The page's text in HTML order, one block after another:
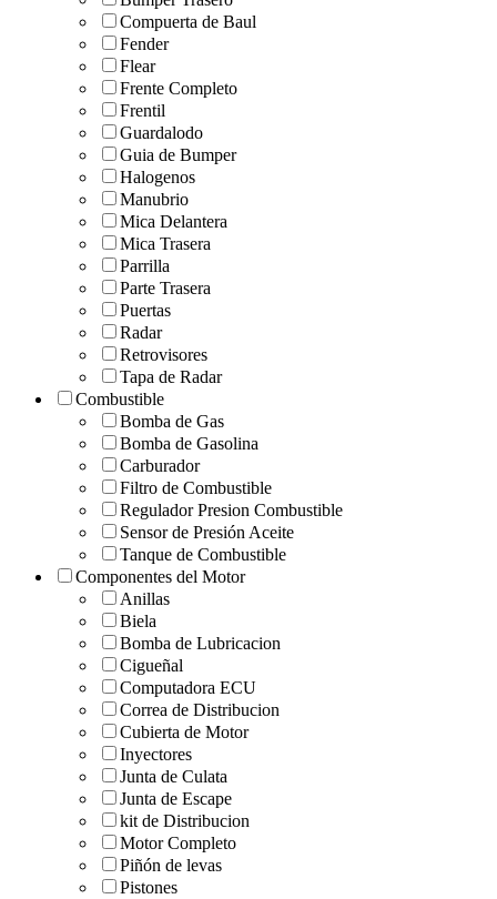
Compuerta de Baul
Fender
Flear
Frente Completo
Frentil
Guardalodo
Guia de Bumper
Halogenos
Manubrio
Mica Delantera
Mica Trasera
Parrilla
Parte Trasera
Puertas
Radar
Retrovisores
Tapa de Radar
Combustible
Bomba de Gas
Bomba de Gasolina
Carburador
Filtro de Combustible
Regulador Presion Combustible
Sensor de Presión Aceite
Tanque de Combustible
Componentes del Motor
Anillas
Biela
Bomba de Lubricacion
Cigueñal
Computadora ECU
Correa de Distribucion
Cubierta de Motor
Inyectores
Junta de Culata
Junta de Escape
kit de Distribucion
Motor Completo
Piñón de levas
Pistones